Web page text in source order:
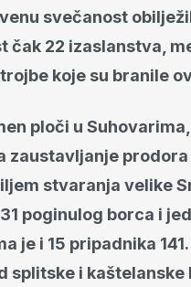
svečanost
čak 22 izaslanstva,
koje su branile
ploči u
zaustavljanje
stvaranja velike
poginulog borca i
je i 15 pripadnika
splitske i kaštelanske